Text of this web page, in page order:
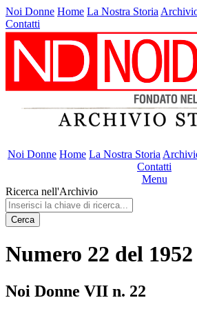
Noi Donne Home La Nostra Storia
Contatti
Noi Donne Home La Nostra Storia
Contatti
Menu
Ricerca nell'Archivio
Cerca
Numero 22 del 1952
Noi Donne VII n. 22